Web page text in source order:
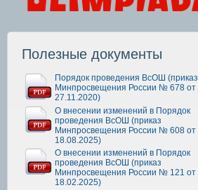
Полезные документы
Порядок проведения ВсОШ (приказ
Минпросвещения России № 678 от
27.11.2020)
О внесении изменений в Порядок
проведения ВсОШ (приказ
Минпросвещения России № 608 от
18.08.2025)
О внесении изменений в Порядок
проведения ВсОШ (приказ
Минпросвещения России № 121 от
18.02.2025)